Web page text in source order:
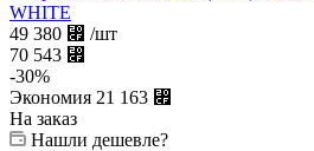
49 380 ⃏ /шт
70 543 ⃏
-30%
Экономия 21 163 ⃏
На заказ
Нашли дешевле?